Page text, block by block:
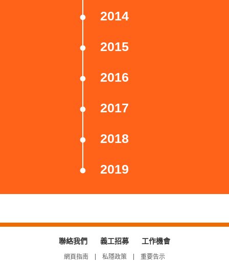
2014
2015
2016
2017
2018
2019
聯絡我們 義工招募 工作機會
網頁指南 私隱政策 重要告示